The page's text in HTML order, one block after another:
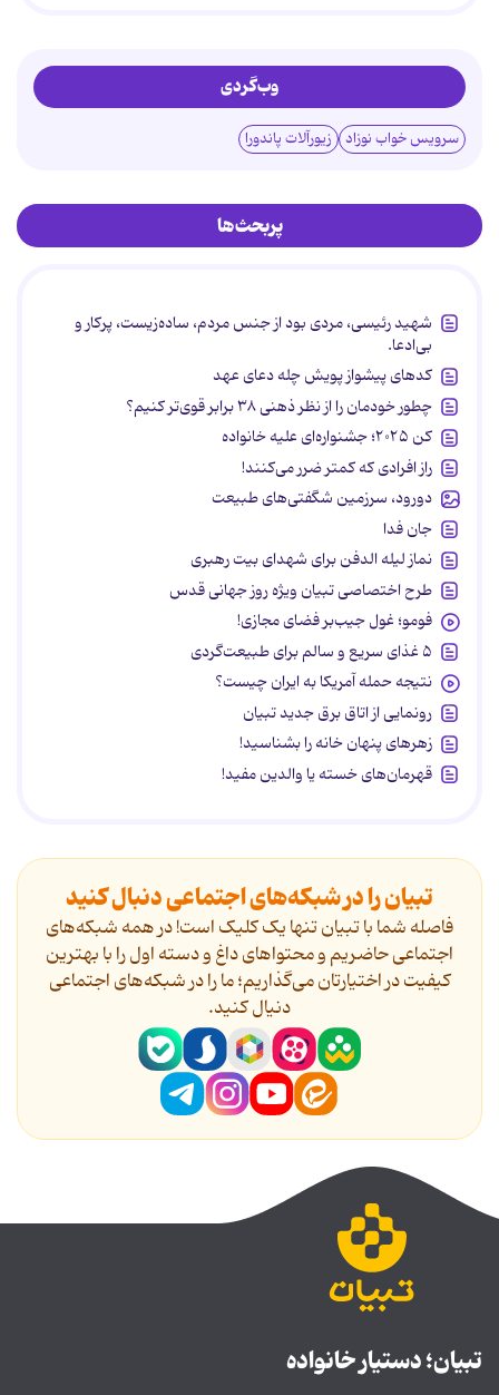
وب‌گردی
سرویس خواب نوزاد زیورآلات پاندورا
پربحث‌ها
شهید رئیسی، مردی بود از جنس مردم، ساده‌زیست، پرکار و
بی‌ادعا.
کدهای پیشواز پویش چله دعای عهد
چطور خودمان را از نظر ذهنی ۳۸ برابر قوی‌تر کنیم؟
کن ۲۰۲۵؛ جشنواره‌ای علیه خانواده
راز افرادی که کمتر ضرر می‌کنند!
دورود، سرزمین شگفتی‌های طبیعت
جان فدا
نماز لیله الدفن برای شهدای بیت رهبری
طرح اختصاصی تبیان ویژه روز جهانی قدس
فومو؛ غول جیب‌بر فضای مجازی!
۵ غذای سریع و سالم برای طبیعت‌گردی
نتیجه حمله آمریکا به ایران چیست؟
رونمایی از اتاق برق جدید تبیان
زهرهای پنهان خانه را بشناسید!
قهرمان‌های خسته یا والدین مفید!
تبیان را در شبکه‌های اجتماعی دنبال کنید
فاصله شما با تبیان تنها یک کلیک است! در همه شبکه‌های
اجتماعی حاضریم و محتواهای داغ و دسته اول را با بهترین
کیفیت در اختیارتان می‌گذاریم؛ ما را در شبکه‌های اجتماعی
دنیال کنید.
تبیان؛ دستیار خانواده